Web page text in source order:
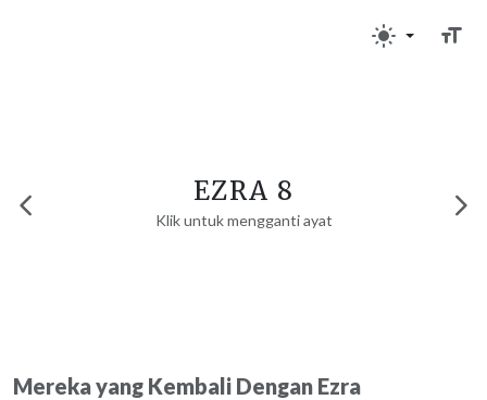
EZRA 8
Klik untuk mengganti ayat
Mereka yang Kembali Dengan Ezra